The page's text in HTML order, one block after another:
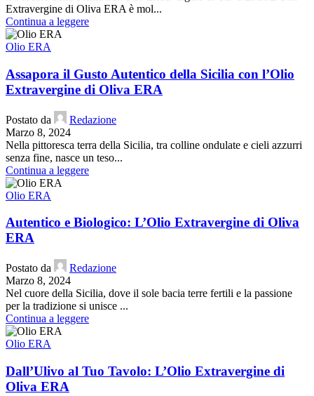
Extravergine di Oliva ERA è mol...
Continua a leggere
Olio ERA
Assapora il Gusto Autentico della Sicilia con l’Olio
Extravergine di Oliva ERA
Postato da
Redazione
Marzo 8, 2024
Nella pittoresca terra della Sicilia, tra colline ondulate e cieli azzurri
senza fine, nasce un teso...
Continua a leggere
Olio ERA
Autentico e Biologico: L’Olio Extravergine di Oliva
ERA
Postato da
Redazione
Marzo 8, 2024
Nel cuore della Sicilia, dove il sole bacia terre fertili e la passione
per la tradizione si unisce ...
Continua a leggere
Olio ERA
Dall’Ulivo al Tuo Tavolo: L’Olio Extravergine di
Oliva ERA